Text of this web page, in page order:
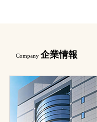
Company 企業情報